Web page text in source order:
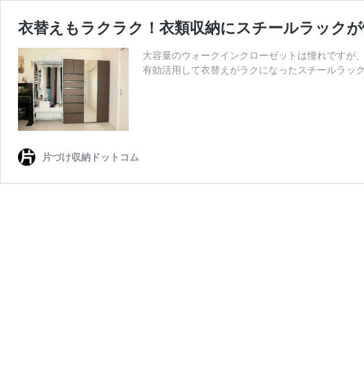
衣替えもラクラク！衣類収納にスチールラック
大容量のウォークインクローゼットは憧れです
有効活用して衣替えがラクになったスチールラッ
片づけ収納ドットコム